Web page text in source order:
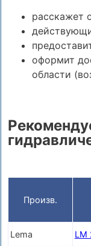
расскажет
оформит
области
Произв.
Lema
LM